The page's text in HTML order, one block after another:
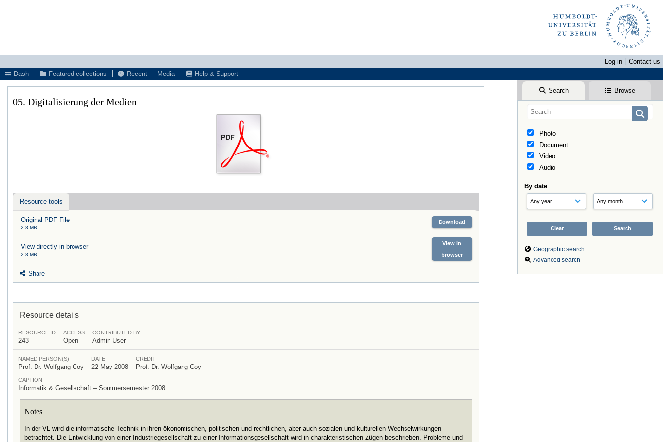
Log in
Contact us
Dash
Featured collections Recent Media Help & Support
Search Browse
Photo
Document
Video
Audio
By date
Geographic search
Advanced search
05. Digitalisierung der Medien
Resource tools
Original PDF File
2.8 MB
Download
View directly in browser
2.8 MB
View in
browser
Share
Resource details
RESOURCE ID
243
ACCESS
Open
CONTRIBUTED BY
Admin User
NAMED PERSON(S)
Prof. Dr. Wolfgang Coy
DATE
22 May 2008
CREDIT
Prof. Dr. Wolfgang Coy
CAPTION
Informatik & Gesellschaft – Sommersemester 2008
Notes
In der VL wird die informatische Technik in ihren ökonomischen, politischen und rechtlichen, aber auch sozialen und kulturellen Wechselwirkungen
betrachtet. Die Entwicklung von einer Industriegesellschaft zu einer Informationsgesellschaft wird in charakteristischen Zügen beschrieben. Probleme und